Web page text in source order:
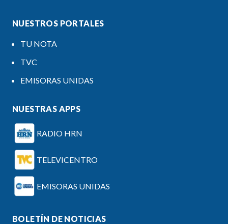
NUESTROS PORTALES
TU NOTA
TVC
EMISORAS UNIDAS
NUESTRAS APPS
RADIO HRN
TELEVICENTRO
EMISORAS UNIDAS
BOLETÍN DE NOTICIAS